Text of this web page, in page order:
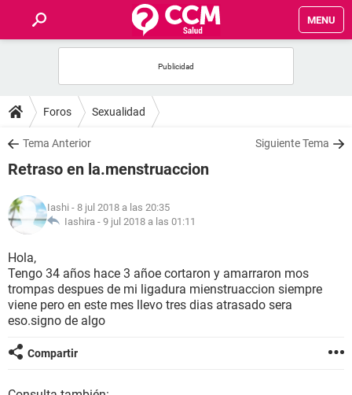
MENU
FOROS
SALUD
NUTRICIÓN
BIENESTAR
SEXUALIDAD
GLOSARIO
Foros Sexualidad
Tema Anterior Siguiente Tema
Retraso en la.menstruaccion
Iashi - 8 jul 2018 a las 20:35
Iashira - 9 jul 2018 a las 01:11
Hola,
Tengo 34 años hace 3 añoe cortaron y amarraron mos
trompas despues de mi ligadura mienstruaccion siempre
viene pero en este mes llevo tres dias atrasado sera
eso.signo de algo
Compartir